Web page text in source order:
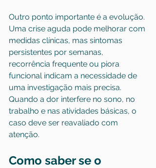
Outro ponto importante é a evolução.
Uma crise aguda pode melhorar com
medidas clínicas, mas sintomas
persistentes por semanas,
recorrência frequente ou piora
funcional indicam a necessidade de
uma investigação mais precisa.
Quando a dor interfere no sono, no
trabalho e nas atividades básicas, o
caso deve ser reavaliado com
atenção.
Como saber se o